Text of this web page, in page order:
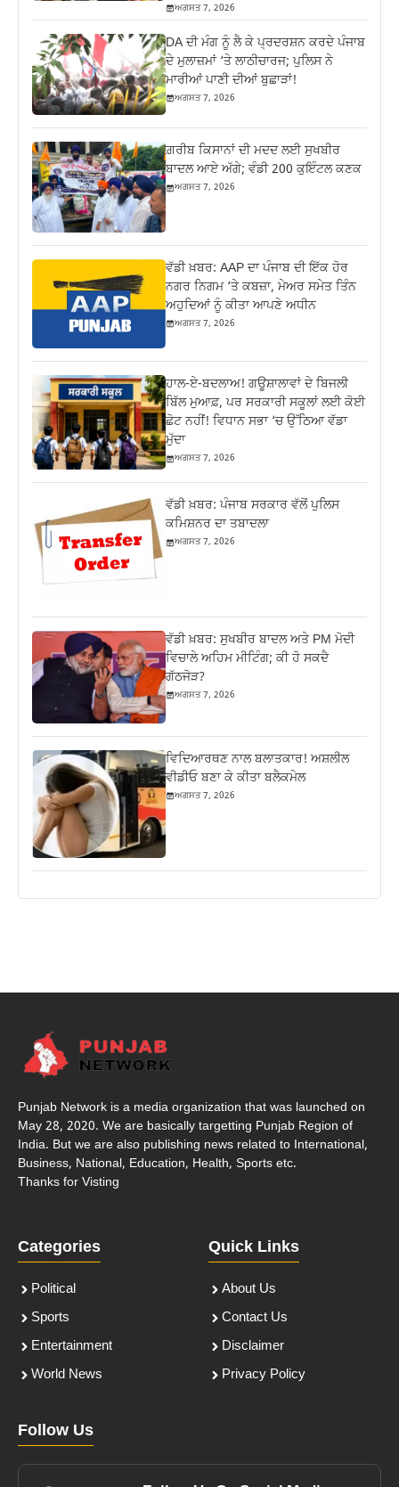
ਅਗਸਤ 7, 2026
DA ਦੀ ਮੰਗ ਨੂੰ ਲੈ ਕੇ ਪ੍ਰਦਰਸ਼ਨ ਕਰਦੇ ਪੰਜਾਬ
ਦੇ ਮੁਲਾਜ਼ਮਾਂ ‘ਤੇ ਲਾਠੀਚਾਰਜ; ਪੁਲਿਸ ਨੇ
ਮਾਰੀਆਂ ਪਾਣੀ ਦੀਆਂ ਬੁਛਾੜਾਂ!
ਅਗਸਤ 7, 2026
ਗ਼ਰੀਬ ਕਿਸਾਨਾਂ ਦੀ ਮਦਦ ਲਈ ਸੁਖਬੀਰ
ਬਾਦਲ ਆਏ ਅੱਗੇ; ਵੰਡੀ 200 ਕੁਇੰਟਲ ਕਣਕ
ਅਗਸਤ 7, 2026
ਵੱਡੀ ਖ਼ਬਰ: AAP ਦਾ ਪੰਜਾਬ ਦੀ ਇੱਕ ਹੋਰ
ਨਗਰ ਨਿਗਮ ‘ਤੇ ਕਬਜ਼ਾ, ਮੇਅਰ ਸਮੇਤ ਤਿੰਨ
ਅਹੁਦਿਆਂ ਨੂੰ ਕੀਤਾ ਆਪਣੇ ਅਧੀਨ
ਅਗਸਤ 7, 2026
ਹਾਲ-ਏ-ਬਦਲਾਅ! ਗਊਸ਼ਾਲਾਵਾਂ ਦੇ ਬਿਜਲੀ
ਬਿੱਲ ਮੁਆਫ਼, ਪਰ ਸਰਕਾਰੀ ਸਕੂਲਾਂ ਲਈ ਕੋਈ
ਛੋਟ ਨਹੀਂ! ਵਿਧਾਨ ਸਭਾ ‘ਚ ਉੱਠਿਆ ਵੱਡਾ
ਮੁੱਦਾ
ਅਗਸਤ 7, 2026
ਵੱਡੀ ਖ਼ਬਰ: ਪੰਜਾਬ ਸਰਕਾਰ ਵੱਲੋਂ ਪੁਲਿਸ
ਕਮਿਸ਼ਨਰ ਦਾ ਤਬਾਦਲਾ
ਅਗਸਤ 7, 2026
ਵੱਡੀ ਖ਼ਬਰ: ਸੁਖਬੀਰ ਬਾਦਲ ਅਤੇ PM ਮੋਦੀ
ਵਿਚਾਲੇ ਅਹਿਮ ਮੀਟਿੰਗ; ਕੀ ਹੋ ਸਕਦੈ
ਗੱਠਜੋੜ?
ਅਗਸਤ 7, 2026
ਵਿਦਿਆਰਥਣ ਨਾਲ ਬਲਾਤਕਾਰ! ਅਸ਼ਲੀਲ
ਵੀਡੀਓ ਬਣਾ ਕੇ ਕੀਤਾ ਬਲੈਕਮੇਲ
ਅਗਸਤ 7, 2026
Punjab Network is a media organization that was launched on
May 28, 2020. We are basically targetting Punjab Region of
India. But we are also publishing news related to International,
Business, National, Education, Health, Sports etc.
Thanks for Visting
Categories
Political
Sports
Entertainment
World News
Quick Links
About Us
Contact Us
Disclaimer
Privacy Policy
Follow Us